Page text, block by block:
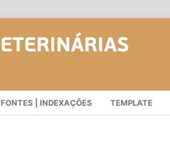
FONTES | INDEXAÇÕES TEMPLATE